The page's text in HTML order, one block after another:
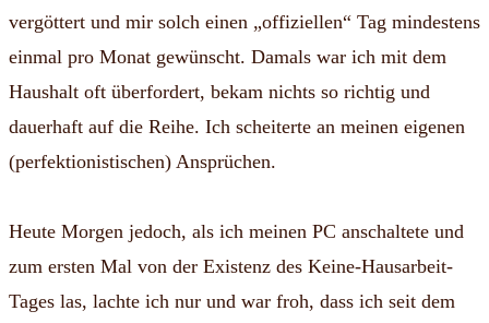
vergöttert und mir solch einen „offiziellen“ Tag mindestens
einmal pro Monat gewünscht. Damals war ich mit dem
Haushalt oft überfordert, bekam nichts so richtig und
dauerhaft auf die Reihe. Ich scheiterte an meinen eigenen
(perfektionistischen) Ansprüchen.
Heute Morgen jedoch, als ich meinen PC anschaltete und
zum ersten Mal von der Existenz des Keine-Hausarbeit-
Tages las, lachte ich nur und war froh, dass ich seit dem